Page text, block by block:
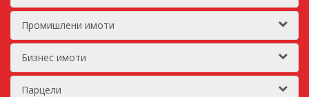
Промишлени имоти
Бизнес имоти
Парцели